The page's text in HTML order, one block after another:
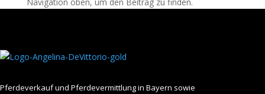
Pferdeverkauf und Pferdevermittlung in Bayern sowie